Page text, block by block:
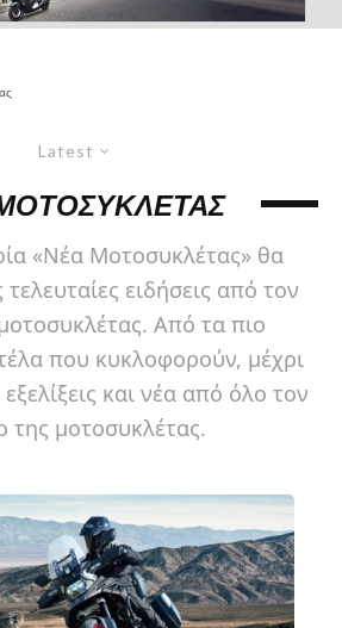
Latest
«Νέα Μοτοσυκλέτας» θα
τελευταίες ειδήσεις από τον
Από τα πιο
που κυκλοφορούν, μέχρι
εξελίξεις και νέα από όλο τον
της μοτοσυκλέτας.